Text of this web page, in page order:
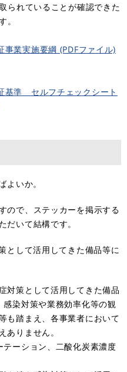
られていることが確認できた
。
事業実施要綱 (PDFファイル)
基準 セルフチェックシート
よいか。
ので、ステッカーを掲示する
だいて結構です。
として活用してきた備品等に
対策として活用してきた備品
染対策や業務効率化等の観
も踏まえ、各事業者において
ありません。
ーション、二酸化炭素濃度